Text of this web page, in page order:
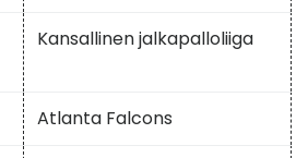
Kansallinen jalkapalloliiga
Atlanta Falcons